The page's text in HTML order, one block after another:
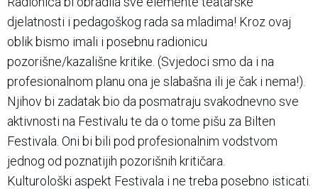
djelatnosti i pedagoškog rada sa mladima! Kroz ovaj
oblik bismo imali i posebnu radionicu
pozorišne/kazališne kritike. (Svjedoci smo da i na
profesionalnom planu ona je slabašna ili je čak i nema!).
Njihov bi zadatak bio da posmatraju svakodnevno sve
aktivnosti na Festivalu te da o tome pišu za Bilten
Festivala. Oni bi bili pod profesionalnim vodstvom
jednog od poznatijih pozorišnih kritičara.
Kulturološki aspekt Festivala i ne treba posebno isticati.